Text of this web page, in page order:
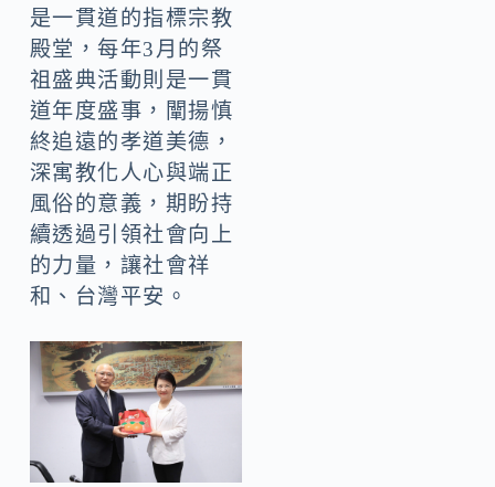
是一貫道的指標宗教
殿堂，每年3月的祭
祖盛典活動則是一貫
道年度盛事，闡揚慎
終追遠的孝道美德，
深寓教化人心與端正
風俗的意義，期盼持
續透過引領社會向上
的力量，讓社會祥
和、台灣平安。